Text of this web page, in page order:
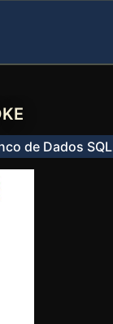
de Dados SQL